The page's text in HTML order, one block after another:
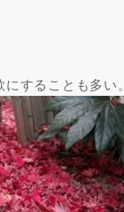
することも多い。